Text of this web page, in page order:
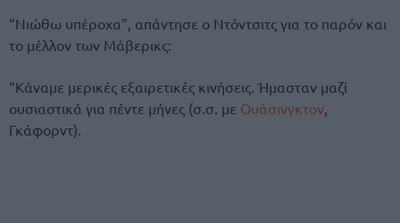
“Νιώθω υπέροχα”, απάντησε ο Ντόντσιτς για το παρόν και
το μέλλον των Μάβερικς:
“Κάναμε μερικές εξαιρετικές κινήσεις. Ήμασταν μαζί
ουσιαστικά για πέντε μήνες (σ.σ. με Ουάσινγκτον
Γκάφορντ).